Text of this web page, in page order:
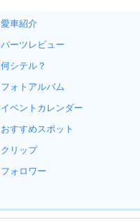
愛車紹介
パーツレビュー
何シテル？
フォトアルバム
イベントカレンダー
おすすめスポット
クリップ
フォロワー